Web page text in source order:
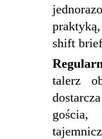
shift
talerz